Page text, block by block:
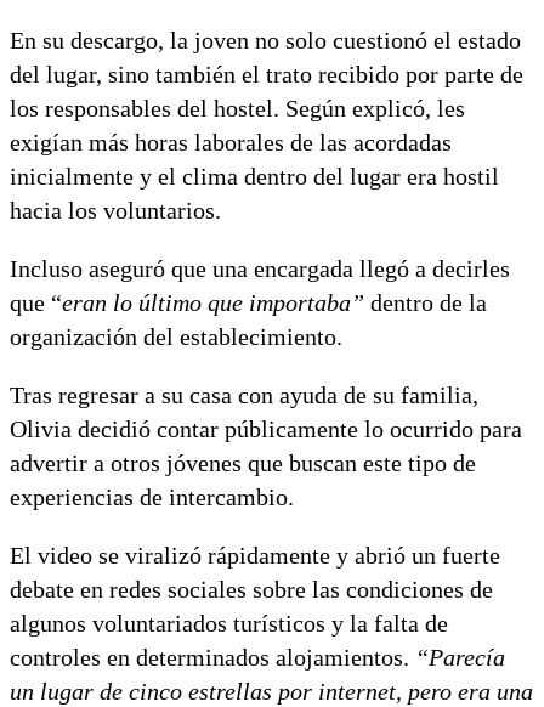
En su descargo, la joven no solo cuestionó el estado
del lugar, sino también el trato recibido por parte de
los responsables del hostel. Según explicó, les
exigían más horas laborales de las acordadas
inicialmente y el clima dentro del lugar era hostil
hacia los voluntarios.
Incluso aseguró que una encargada llegó a decirles
que “eran lo último que importaba” dentro de la
organización del establecimiento.
Tras regresar a su casa con ayuda de su familia,
Olivia decidió contar públicamente lo ocurrido para
advertir a otros jóvenes que buscan este tipo de
experiencias de intercambio.
El video se viralizó rápidamente y abrió un fuerte
debate en redes sociales sobre las condiciones de
algunos voluntariados turísticos y la falta de
controles en determinados alojamientos. “Parecía
un lugar de cinco estrellas por internet, pero era una